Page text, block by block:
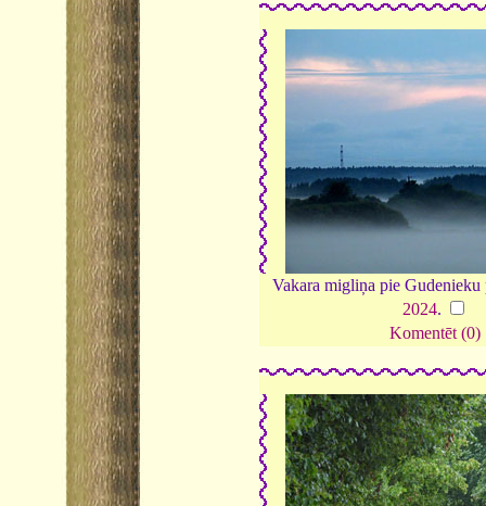
Vakara migliņa pie Gudenieku
2024.
Komentēt (0)